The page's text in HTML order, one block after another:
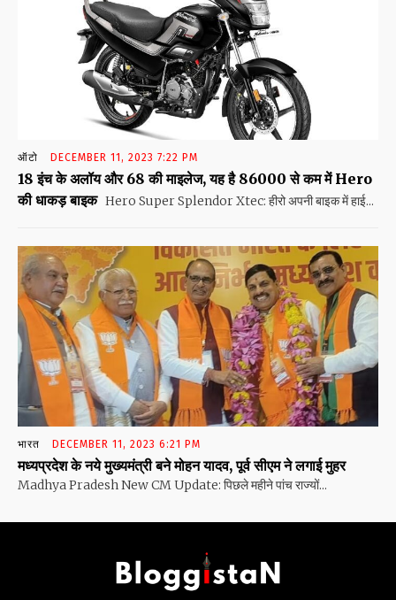
ऑटो DECEMBER 11, 2023 7:22 PM
18 इंच के अलॉय और 68 की माइलेज, यह है 86000 से कम में Hero
की धाकड़ बाइक Hero Super Splendor Xtec: हीरो अपनी बाइक में हाई...
भारत DECEMBER 11, 2023 6:21 PM
मध्यप्रदेश के नये मुख्यमंत्री बने मोहन यादव, पूर्व सीएम ने लगाई मुहर
Madhya Pradesh New CM Update: पिछले महीने पांच राज्यों...